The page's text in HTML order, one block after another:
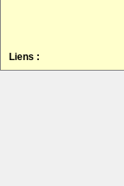
Liens :